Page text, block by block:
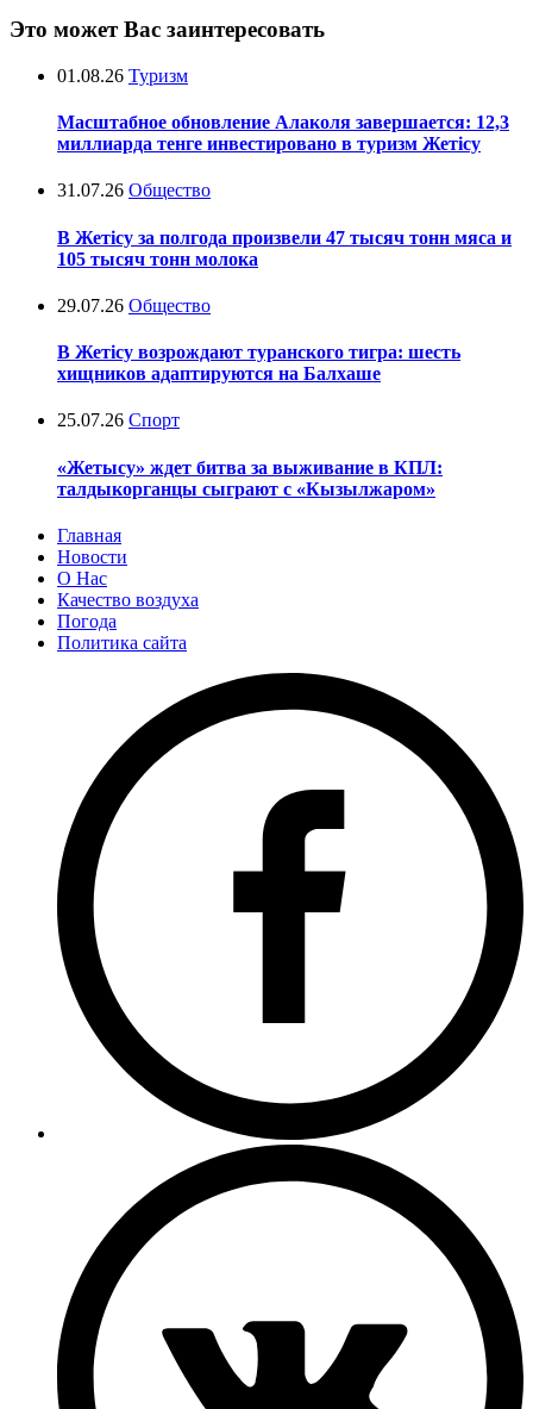
Это может Вас заинтересовать
01.08.26 Туризм
Масштабное обновление Алаколя завершается: 12,3
миллиарда тенге инвестировано в туризм Жетісу
31.07.26 Общество
В Жетісу за полгода произвели 47 тысяч тонн мяса и
105 тысяч тонн молока
29.07.26 Общество
В Жетісу возрождают туранского тигра: шесть
хищников адаптируются на Балхаше
25.07.26 Спорт
«Жетысу» ждет битва за выживание в КПЛ:
талдыкорганцы сыграют с «Кызылжаром»
Главная
Новости
О Нас
Качество воздуха
Погода
Политика сайта